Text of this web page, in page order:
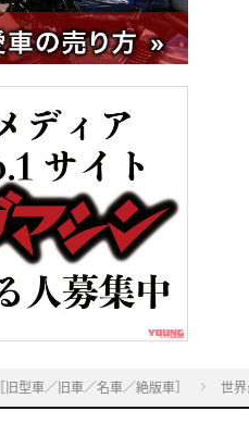
型車／旧車／名車／絶版車］ 世